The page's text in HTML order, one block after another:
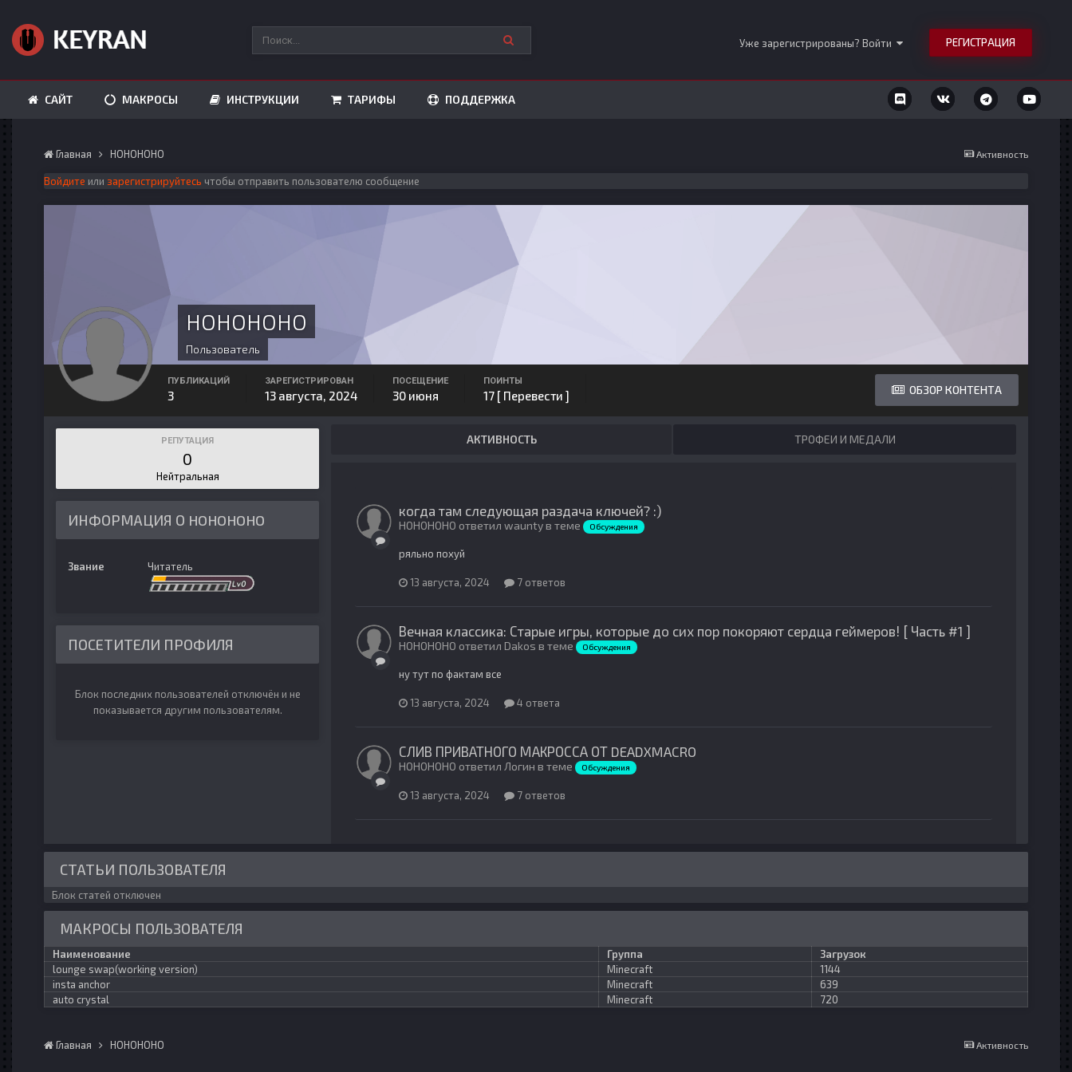
Уже зарегистрированы? Войти РЕГИСТРАЦИЯ
САЙТ МАКРОСЫ ИНСТРУКЦИИ ТАРИФЫ ПОДДЕРЖКА
Активность
Главная HOHOHOHO
Войдите или зарегистрируйтесь чтобы отправить пользователю сообщение
HOHOHOHO
Пользователь
ОБЗОР КОНТЕНТА
ПУБЛИКАЦИЙ
3
ЗАРЕГИСТРИРОВАН
13 августа, 2024
ПОСЕЩЕНИЕ
30 июня
ПОИНТЫ
17 [ Перевести ]
РЕПУТАЦИЯ
0
Нейтральная
ИНФОРМАЦИЯ О HOHOHOHO
Звание Читатель
ПОСЕТИТЕЛИ ПРОФИЛЯ
Блок последних пользователей отключён и не
показывается другим пользователям.
АКТИВНОСТЬ ТРОФЕИ И МЕДАЛИ
когда там следующая раздача ключей? :)
HOHOHOHO ответил waunty в теме Обсуждения
ряльно похуй
13 августа, 2024 7 ответов
Вечная классика: Старые игры, которые до сих пор покоряют сердца геймеров! [ Часть #1 ]
HOHOHOHO ответил Dakos в теме Обсуждения
ну тут по фактам все
13 августа, 2024 4 ответа
СЛИВ ПРИВАТНОГО МАКРОССА ОТ DEADXMACRO
HOHOHOHO ответил Логин в теме Обсуждения
13 августа, 2024 7 ответов
СТАТЬИ ПОЛЬЗОВАТЕЛЯ
Блок статей отключен
МАКРОСЫ ПОЛЬЗОВАТЕЛЯ
Наименование Группа
Загрузок
lounge swap(working version)
Minecraft
1144
insta anchor
Minecraft
639
auto crystal
Minecraft 720
Активность
Главная HOHOHOHO